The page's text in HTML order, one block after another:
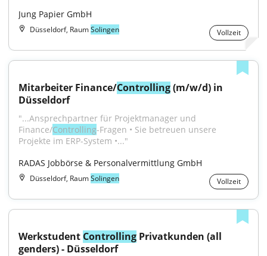
Jung Papier GmbH
Düsseldorf, RaumSolingen Vollzeit
Mitarbeiter Finance/Controlling (m/w/d) in
Düsseldorf
"...Ansprechpartner für Projektmanager und
Finance/Controlling-Fragen • Sie betreuen unsere
Projekte im ERP-System •..."
RADAS Jobbörse & Personalvermittlung GmbH
Düsseldorf, RaumSolingen Vollzeit
Werkstudent Controlling Privatkunden (all
genders) - Düsseldorf